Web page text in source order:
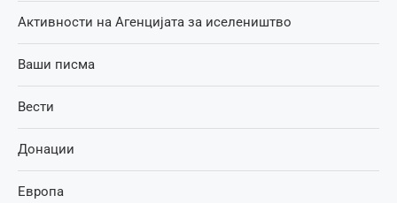
Активности на Агенцијата за иселеништво
Ваши писма
Вести
Донации
Европа